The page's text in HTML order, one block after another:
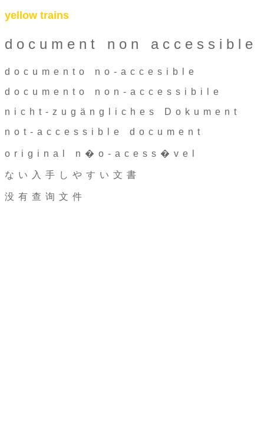
yellow trains
document non accessible
documento no-accesible
documento non-accessibile
nicht-zugängliches Dokument
not-accessible document
original n�o-acess�vel
ない入手しやすい文書
没有查询文件